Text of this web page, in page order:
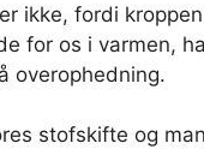
ikke, fordi
for os i varmen,
overophedning.
stofskifte og